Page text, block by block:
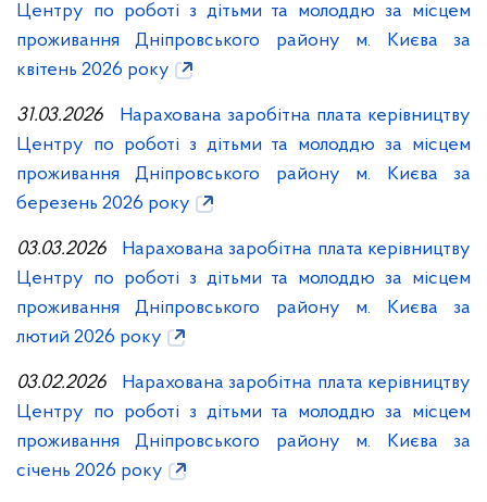
Центру по роботі з дітьми та молоддю за місцем
проживання Дніпровського району м. Києва за
квітень 2026 року
31.03.2026
Нарахована заробітна плата керівництву
Центру по роботі з дітьми та молоддю за місцем
проживання Дніпровського району м. Києва за
березень 2026 року
03.03.2026
Нарахована заробітна плата керівництву
Центру по роботі з дітьми та молоддю за місцем
проживання Дніпровського району м. Києва за
лютий 2026 року
03.02.2026
Нарахована заробітна плата керівництву
Центру по роботі з дітьми та молоддю за місцем
проживання Дніпровського району м. Києва за
січень 2026 року